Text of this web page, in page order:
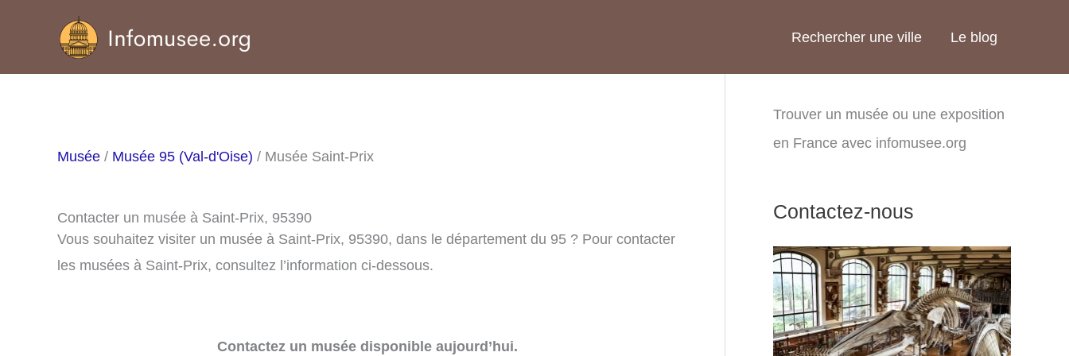
Rechercher une ville Le blog
Musée / Musée 95 (Val-d'Oise) / Musée Saint-Prix
Contacter un musée à Saint-Prix, 95390
Vous souhaitez visiter un musée à Saint-Prix, 95390, dans le département du 95 ? Pour contacter
les musées à Saint-Prix, consultez l’information ci-dessous.
Contactez un musée disponible aujourd’hui.
Trouver un musée ou une exposition
en France avec infomusee.org
Contactez-nous